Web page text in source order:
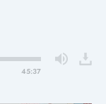
45:37